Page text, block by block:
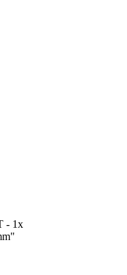
- 1x